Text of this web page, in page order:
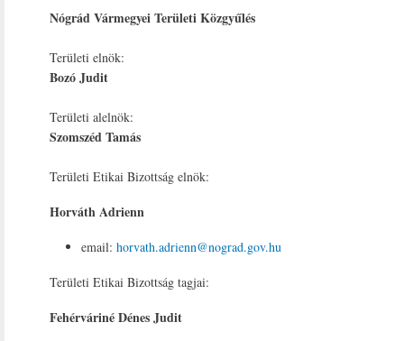
Nógrád Vármegyei Területi Közgyűlés
Területi elnök:
Bozó Judit
Területi alelnök:
Szomszéd Tamás
Területi Etikai Bizottság elnök:
Horváth Adrienn
email: horvath.adrienn@nograd.gov.hu
Területi Etikai Bizottság tagjai:
Fehérváriné Dénes Judit